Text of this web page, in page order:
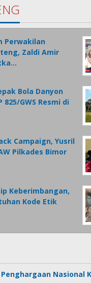
Perwakilan
Zaldi Amir
Bola Danyon
825/GWS Resmi di
Campaign, Yusril
Pilkades Bimor
Keberimbangan,
Kode Etik
Penghargaan Nasional